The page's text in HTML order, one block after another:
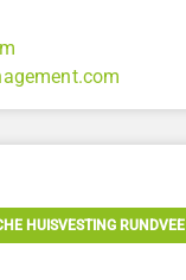
HUISVESTING RUNDVEE